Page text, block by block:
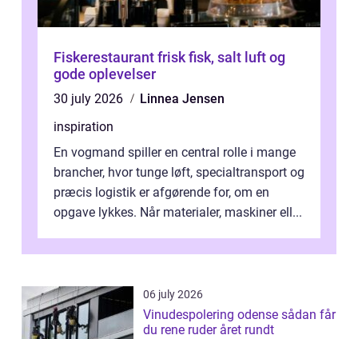
Fiskerestaurant frisk fisk, salt luft og
gode oplevelser
30 july 2026
Linnea Jensen
inspiration
En vogmand spiller en central rolle i mange
brancher, hvor tunge løft, specialtransport og
præcis logistik er afgørende for, om en
opgave lykkes. Når materialer, maskiner ell...
06 july 2026
Vinudespolering odense sådan får
du rene ruder året rundt